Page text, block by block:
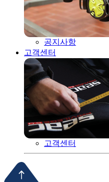
공지사항
고객센터
고객센터